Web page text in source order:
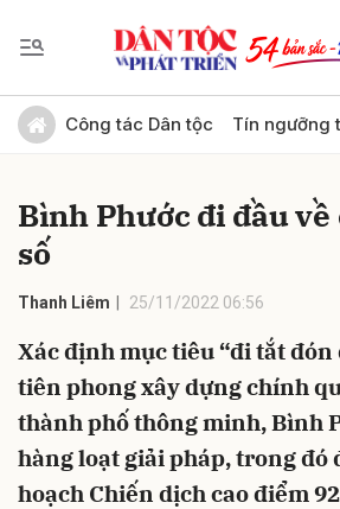
Công tác Dân tộc Tín ngưỡng
Bình Phước đi đầu
số
Thanh Liêm 25/11/2022 06:56
Xác định mục tiêu “đi tắt đón
tiên phong xây dựng chính
thành phố thông minh, Bình
hàng loạt giải pháp, trong đó
hoạch Chiến dịch cao điểm
Gửi bình luận